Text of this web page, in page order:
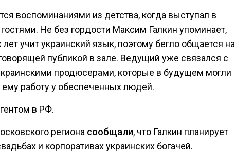
воспоминаниями из детства, когда выступал в
Не без гордости Максим Галкин упоминает,
учит украинский язык, поэтому бегло общается на
публикой в зале. Ведущий уже связался с
продюсерами, которые в будущем могли
ему работу у обеспеченных людей.
в РФ.
региона сообщали, что Галкин планирует
и корпоративах украинских богачей.